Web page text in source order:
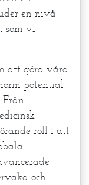
en nivå
som vi
att göra våra
potential
roll i att
och